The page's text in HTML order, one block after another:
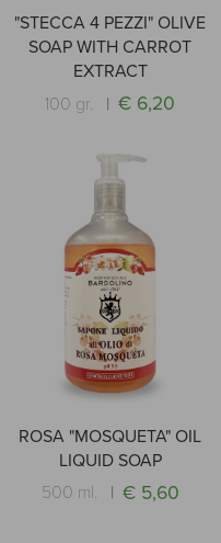
"STECCA 4 PEZZI" OLIVE
SOAP WITH CARROT
EXTRACT
100 gr.
€ 6,20
ROSA "MOSQUETA" OIL
LIQUID SOAP
500 ml.
€ 5,60